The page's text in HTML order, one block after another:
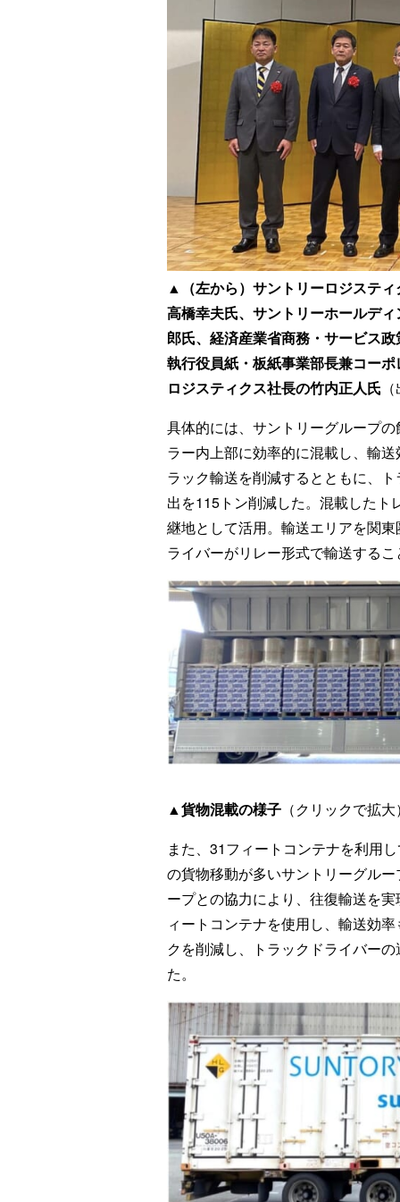
▲（左から）サントリーロジステ
高橋幸夫氏、サントリーホールデ
郎氏、経済産業省商務・サービス
執行役員紙・板紙事業部長兼コー
ロジスティクス社長の竹内正人氏
具体的には、サントリーグループ
ラー内上部に効率的に混載し、輸
ラック輸送を削減するとともに、
出を115トン削減した。混載した
継地として活用。輸送エリアを関
ライバーがリレー形式で輸送する
▲貨物混載の様子 （クリックで拡
また、31フィートコンテナを利用
の貨物移動が多いサントリーグル
ープとの協力により、往復輸送を
ィートコンテナを使用し、輸送効
クを削減し、トラックドライバー
た。